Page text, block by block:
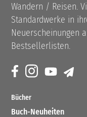
Wandern / Reisen.
Standardwerke in
Neuerscheinungen
Bestsellerlisten.
Bücher
Buch-Neuheiten